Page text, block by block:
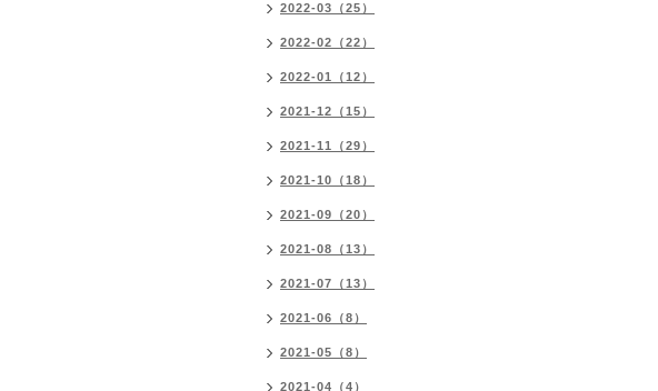
2022-03（25）
2022-02（22）
2022-01（12）
2021-12（15）
2021-11（29）
2021-10（18）
2021-09（20）
2021-08（13）
2021-07（13）
2021-06（8）
2021-05（8）
2021-04（4）